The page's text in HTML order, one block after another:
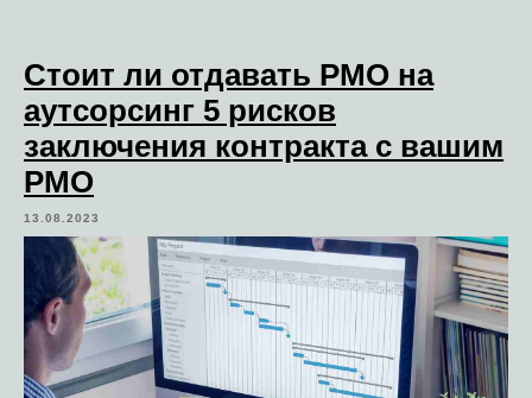
Стоит ли отдавать PMO на
аутсорсинг 5 рисков
заключения контракта с вашим
PMO
13.08.2023